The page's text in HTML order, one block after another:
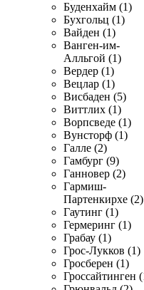
Буденхайм (1)
Бухгольц (1)
Вайден (1)
Ванген-им-
Алльгой (1)
Вердер (1)
Вецлар (1)
Висбаден (5)
Виттлих (1)
Ворпсведе (1)
Вунсторф (1)
Галле (2)
Гамбург (9)
Ганновер (2)
Гармиш-
Партенкирхе (2)
Гаутинг (1)
Гермеринг (1)
Грабау (1)
Грос-Лукков (1)
Гросберен (1)
Гроссайтинген